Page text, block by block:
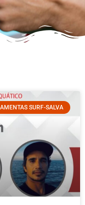
SURF-SALVA